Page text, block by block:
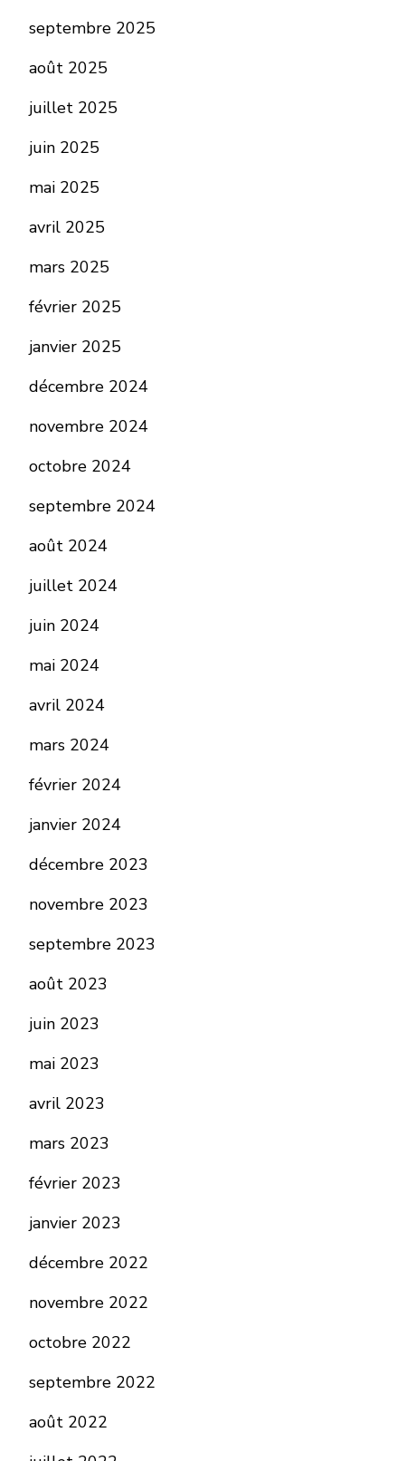
septembre 2025
août 2025
juillet 2025
juin 2025
mai 2025
avril 2025
mars 2025
février 2025
janvier 2025
décembre 2024
novembre 2024
octobre 2024
septembre 2024
août 2024
juillet 2024
juin 2024
mai 2024
avril 2024
mars 2024
février 2024
janvier 2024
décembre 2023
novembre 2023
septembre 2023
août 2023
juin 2023
mai 2023
avril 2023
mars 2023
février 2023
janvier 2023
décembre 2022
novembre 2022
octobre 2022
septembre 2022
août 2022